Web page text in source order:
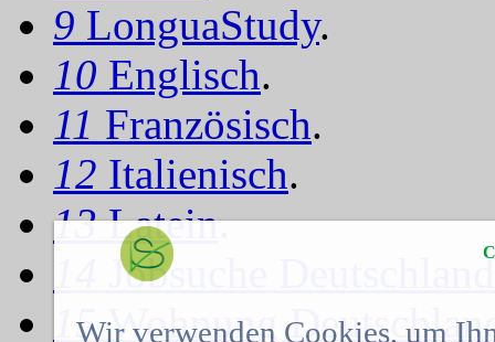
9 LonguaStudy.
10 Englisch.
11 Französisch.
12 Italienisch.
13Latein.
Jobsuche Deutschland
15Wohnung
Wir verwenden Cookies, um